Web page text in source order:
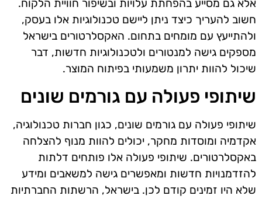
אלא גם מסייע בהפחתת עלויות ובשיפור חוויית הלקוח.
חשוב להעריך כיצד ניתן ליישם טכנולוגיות אלו בעסק,
ולהתייעץ עם מומחים בתחום. האקסלרטורים בישראל
מספקים גישה למנטורים ולטכנולוגיות חדשות, דבר
שיכול להוות יתרון משמעותי בפיתוח המוצר.
שיתופי פעולה עם גורמים שונים
שיתופי פעולה עם גורמים שונים, כגון חברות טכנולוגיה,
אקדמיה ומוסדות מחקר, יכולים להוות מנוף להצלחה
באקסלרטורים. שיתופי פעולה אלו פותחים דלתות
להזדמנויות חדשות ומאפשרים גישה למשאבים ומידע
שלא היו זמינים קודם לכן. בישראל, הרשתות החברתיות